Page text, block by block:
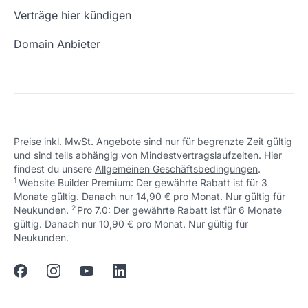
Wie ist meine IP?
Email Adresse erstellen
Verträge hier kündigen
Domain Anbieter
Preise inkl. MwSt. Angebote sind nur für begrenzte Zeit gültig
und sind teils abhängig von Mindestvertragslaufzeiten. Hier
findest du unsere Allgemeinen Geschäftsbedingungen.
1 Website Builder Premium: Der gewährte Rabatt ist für 3
Monate gültig. Danach nur 14,90 € pro Monat. Nur gültig für
Neukunden. ↩ 1
2 Pro 7.0: Der gewährte Rabatt ist für 6 Monate
gültig. Danach nur 10,90 € pro Monat. Nur gültig für
Neukunden.